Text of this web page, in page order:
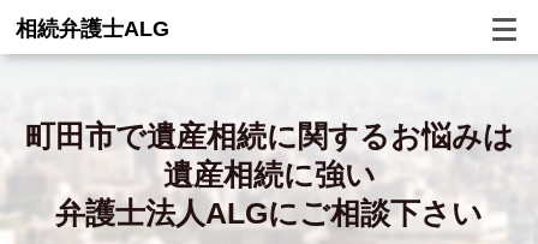
相続弁護士ALG
町田市で遺産相続に関するお悩みは
遺産相続に強い
弁護士法人ALGにご相談下さい